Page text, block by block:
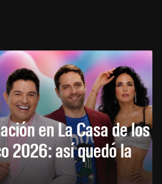
en La Casa de los
2026: así quedó la